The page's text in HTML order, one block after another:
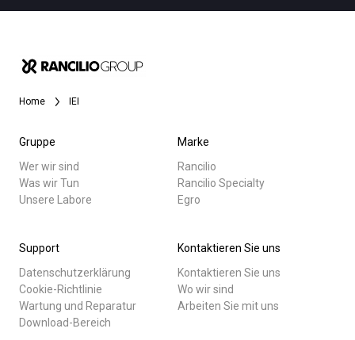
Home IEI
Gruppe
Wer wir sind
Was wir Tun
Unsere Labore
Marke
Rancilio
Rancilio Specialty
Egro
Support
Datenschutzerklärung
Cookie-Richtlinie
Wartung und Reparatur
Download-Bereich
Kontaktieren Sie uns
Kontaktieren Sie uns
Wo wir sind
Arbeiten Sie mit uns
Herunterladen